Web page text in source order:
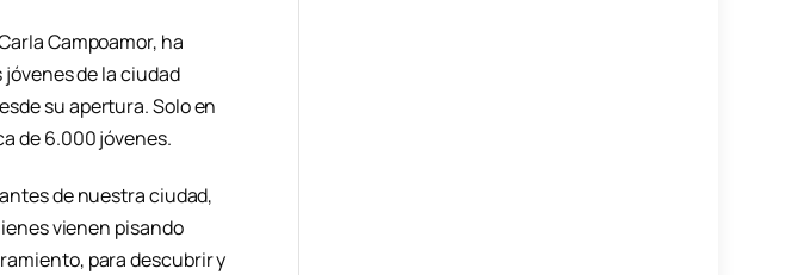
Campoamor, ha
de la ciudad
su apertura. Solo en
de 6.000 jóvenes.
de nuestra ciudad,
vienen pisando
para descubrir y